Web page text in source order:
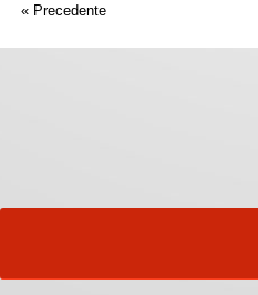
« Precedente